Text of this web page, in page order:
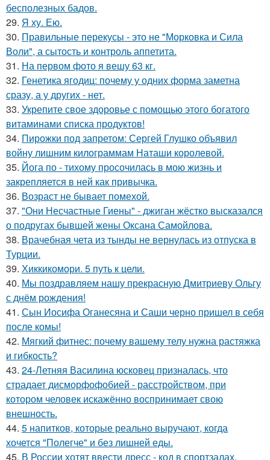
бесполезных бадов.
29. Я ху. Ею.
30. Правильные перекусы - это не "Морковка и Сила
Воли", а сытость и контроль аппетита.
31. На первом фото я вешу 63 кг.
32. Генетика ягодиц: почему у одних форма заметна
сразу, а у других - нет.
33. Укрепите свое здоровье с помощью этого богатого
витаминами списка продуктов!
34. Пирожки под запретом: Сергей Глушко объявил
войну лишним килограммам Наташи королевой.
35. Йога по - тихому просочилась в мою жизнь и
закрепляется в ней как привычка.
36. Возраст не бывает помехой.
37. "Они Несчастные Гиены" - джиган жёстко высказался
о подругах бывшей жены Оксана Самойлова.
38. Врачебная чета из тынды не вернулась из отпуска в
Турции.
39. Хиккикомори. 5 путь к цели.
40. Мы поздравляем нашу прекрасную Дмитриеву Ольгу
с днём рождения!
41. Сын Иосифа Оганесяна и Саши черно пришел в себя
после комы!
42. Мягкий фитнес: почему вашему телу нужна растяжка
и гибкость?
43. 24-Летняя Василина юсковец призналась, что
страдает дисморфофобией - расстройством, при
котором человек искажённо воспринимает свою
внешность.
44. 5 напитков, которые реально выручают, когда
хочется "Полегче" и без лишней еды.
45. В России хотят ввести дресс - код в спортзалах.